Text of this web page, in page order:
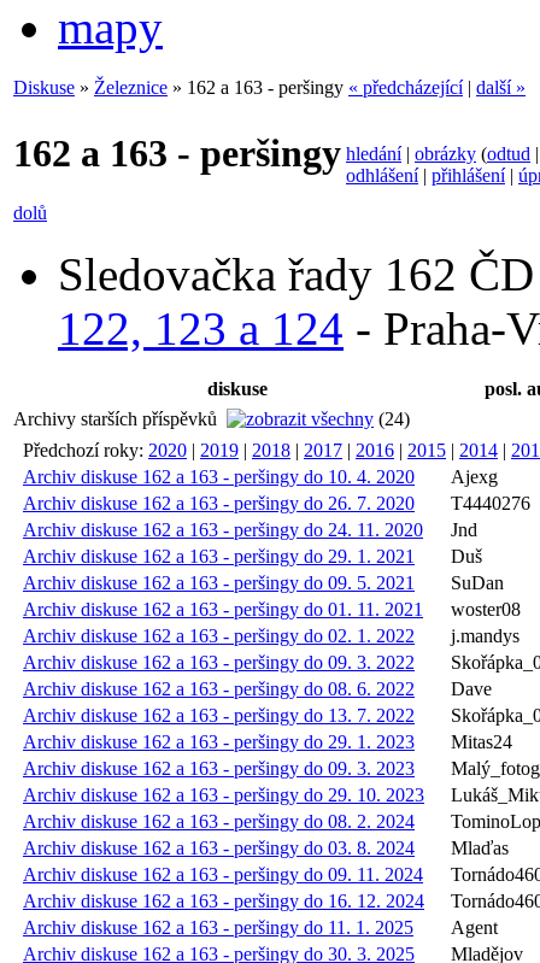
mapy
Diskuse » Železnice » 162 a 163 - peršingy « předcházející| další »
162 a 163 - peršingy
dolů
hledání| obrázky (odtud
odhlášení| přihlášení|
Sledovačka řady 162
122, 123 a 124 - Praha-
diskuse
posl.
Archivy starších příspěvků
(24)
Předchozí roky: 2020 | 2019 | 2018 | 2017 | 2016 | 2015 | 2014 |
Archiv diskuse 162 a 163 - peršingy do 10. 4. 2020
Ajexg
Archiv diskuse 162 a 163 - peršingy do 26. 7. 2020
T4440276
Archiv diskuse 162 a 163 - peršingy do 24. 11. 2020
Jnd
Archiv diskuse 162 a 163 - peršingy do 29. 1. 2021
Duš
Archiv diskuse 162 a 163 - peršingy do 09. 5. 2021
SuDan
Archiv diskuse 162 a 163 - peršingy do 01. 11. 2021
woster08
Archiv diskuse 162 a 163 - peršingy do 02. 1. 2022
j.mandys
Archiv diskuse 162 a 163 - peršingy do 09. 3. 2022
Archiv diskuse 162 a 163 - peršingy do 08. 6. 2022
Dave
Archiv diskuse 162 a 163 - peršingy do 13. 7. 2022
Archiv diskuse 162 a 163 - peršingy do 29. 1. 2023
Mitas24
Archiv diskuse 162 a 163 - peršingy do 09. 3. 2023
Archiv diskuse 162 a 163 - peršingy do 29. 10. 2023
Archiv diskuse 162 a 163 - peršingy do 08. 2. 2024
Archiv diskuse 162 a 163 - peršingy do 03. 8. 2024
Mlaďas
Archiv diskuse 162 a 163 - peršingy do 09. 11. 2024
Archiv diskuse 162 a 163 - peršingy do 16. 12. 2024
Archiv diskuse 162 a 163 - peršingy do 11. 1. 2025
Agent
Archiv diskuse 162 a 163 - peršingy do 30. 3. 2025
Mladějov